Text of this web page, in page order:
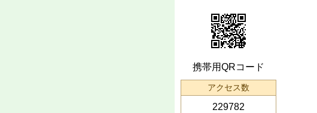
携帯用QRコード
アクセス数
229782